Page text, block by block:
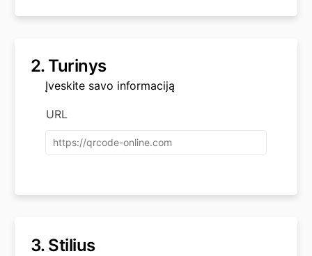
2. Turinys
Įveskite savo informaciją
URL
3. Stilius